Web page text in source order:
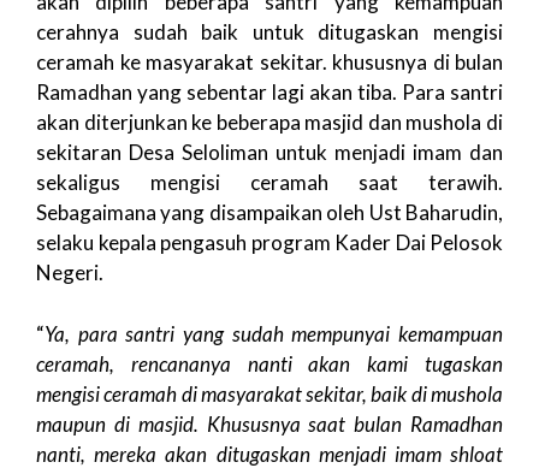
cerahnya sudah baik untuk ditugaskan mengisi
ceramah ke masyarakat sekitar. khususnya di bulan
Ramadhan yang sebentar lagi akan tiba. Para santri
akan diterjunkan ke beberapa masjid dan mushola di
sekitaran Desa Seloliman untuk menjadi imam dan
sekaligus mengisi ceramah saat terawih.
Sebagaimana yang disampaikan oleh Ust Baharudin,
selaku kepala pengasuh program Kader Dai Pelosok
Negeri.
“Ya, para santri yang sudah mempunyai kemampuan
ceramah, rencananya nanti akan kami tugaskan
mengisi ceramah di masyarakat sekitar, baik di mushola
maupun di masjid. Khususnya saat bulan Ramadhan
nanti, mereka akan ditugaskan menjadi imam shloat